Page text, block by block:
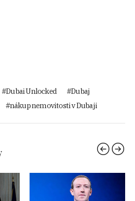
Dubai Unlocked
Dubaj
nákup nemovitosti v Dubaji